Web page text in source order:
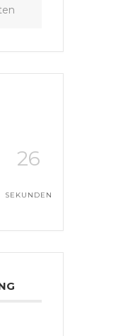
26
SEKUNDEN